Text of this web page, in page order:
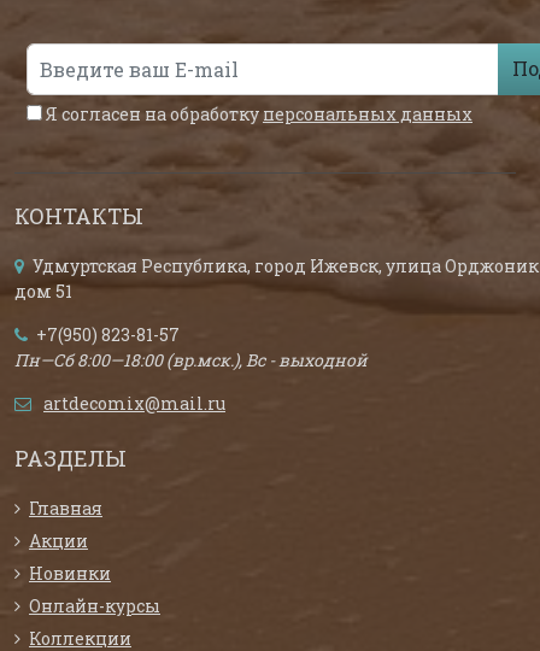
Я согласен на обработку персональных данных
КОНТАКТЫ
Удмуртская Республика, город Ижевск, улица
дом 51
+7(950) 823-81-57
Пн—Сб 8:00—18:00 (вр.мск.), Вс - выходной
artdecomix@mail.ru
РАЗДЕЛЫ
Главная
Акции
Новинки
Онлайн-курсы
Коллекции